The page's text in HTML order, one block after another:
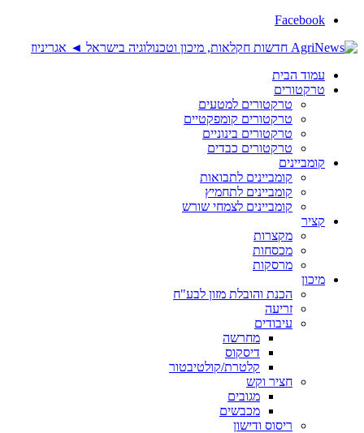
Facebook
עמוד הבית
טרקטורים
טרקטורים למטעים
טרקטורים קומפקטיים
טרקטורים בינוניים
טרקטורים כבדים
קומביינים
קומביינים לתבואות
קומביינים לתחמיץ
קומביינים לצמחי שורש
קציר
מקצרות
מכסחות
מרסקות
מיכון
הכנת והובלת מזון לבע"ח
זריעה
עיבודים
מחרשה
דיסקוס
קלטרת/קולטיבטור
חציר וקש
מגובים
מכבשים
ריסוס ודישון